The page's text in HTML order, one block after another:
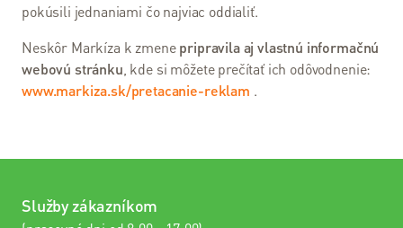
Kontrola
spotreby
Webcare
internetu
pokúsili jednaniami čo najviac oddialiť.
Neskôr Markíza k zmenepripravila aj vlastnú informačnú
webovú stránku , kde si môžete prečítať ich odôvodnenie:
www.markiza.sk/pretacanie-reklam .
Služby zákazníkom